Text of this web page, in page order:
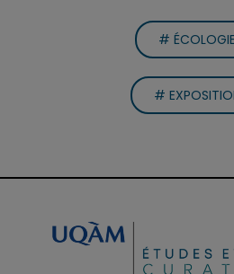
# ÉCOLOGIE
#